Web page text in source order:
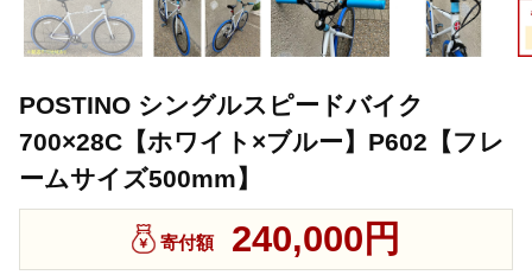
POSTINO シングルスピードバイク
700×28C【ホワイト×ブルー】P602【フレ
ームサイズ500mm】
寄付額 240,000円